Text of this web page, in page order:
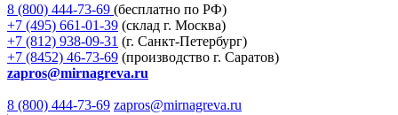
8 (800) 444-73-69 (бесплатно по РФ)
+7 (495) 661-01-39 (склад г. Москва)
+7 (812) 938-09-31 (г. Санкт-Петербург)
+7 (8452) 46-73-69 (производство г. Саратов)
zapros@mirnagreva.ru
8 (800) 444-73-69 zapros@mirnagreva.ru